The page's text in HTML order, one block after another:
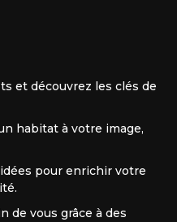
et découvrez les clés de
habitat à votre image,
pour enrichir votre
de vous grâce à des